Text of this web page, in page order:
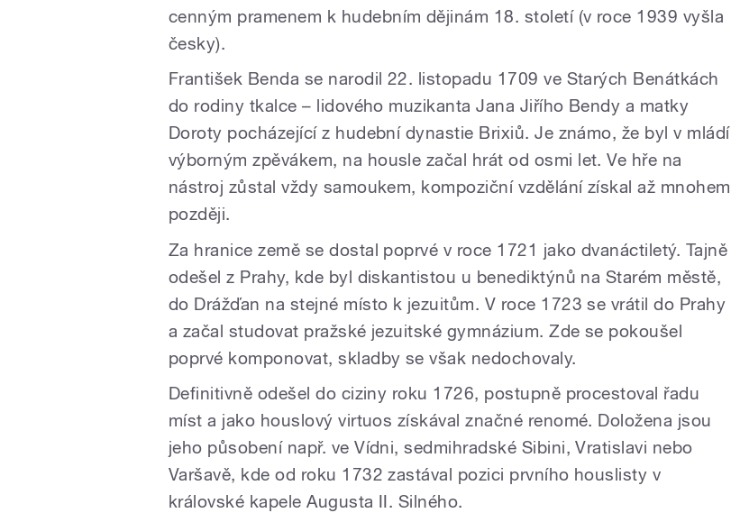
cenným pramenem k hudebním dějinám 18. století (v roce 1939 vyšla
česky).
František Benda se narodil 22. listopadu 1709 ve Starých Benátkách
do rodiny tkalce – lidového muzikanta Jana Jiřího Bendy a matky
Doroty pocházející z hudební dynastie Brixiů. Je známo, že byl v mládí
výborným zpěvákem, na housle začal hrát od osmi let. Ve hře na
nástroj zůstal vždy samoukem, kompoziční vzdělání získal až mnohem
později.
Za hranice země se dostal poprvé v roce 1721 jako dvanáctiletý. Tajně
odešel z Prahy, kde byl diskantistou u benediktýnů na Starém městě,
do Drážďan na stejné místo k jezuitům. V roce 1723 se vrátil do Prahy
a začal studovat pražské jezuitské gymnázium. Zde se pokoušel
poprvé komponovat, skladby se však nedochovaly.
Definitivně odešel do ciziny roku 1726, postupně procestoval řadu
míst a jako houslový virtuos získával značné renomé. Doložena jsou
jeho působení např. ve Vídni, sedmihradské Sibini, Vratislavi nebo
Varšavě, kde od roku 1732 zastával pozici prvního houslisty v
královské kapele Augusta II. Silného.